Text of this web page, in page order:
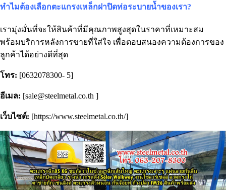
ทำไมต้องเลือกตะแกรงเหล็กฝาปิดท่อระบายน้ำของเรา?
เรามุ่งมั่นที่จะให้สินค้าที่มีคุณภาพสูงสุดในราคาที่เหมาะสม
พร้อมบริการหลังการขายที่ใส่ใจ เพื่อตอบสนองความต้องการของ
ลูกค้าได้อย่างดีที่สุด
โทร: [0632078300- 5]
อีเมล: [sale@steelmetal.co.th ]
เว็บไซต์: [https://www.steelmetal.co.th/]